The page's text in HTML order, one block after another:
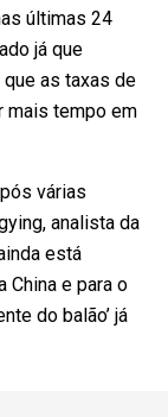
últimas 24
já que
as taxas de
mais tempo em
várias
analista da
está
China e para o
do balão’ já